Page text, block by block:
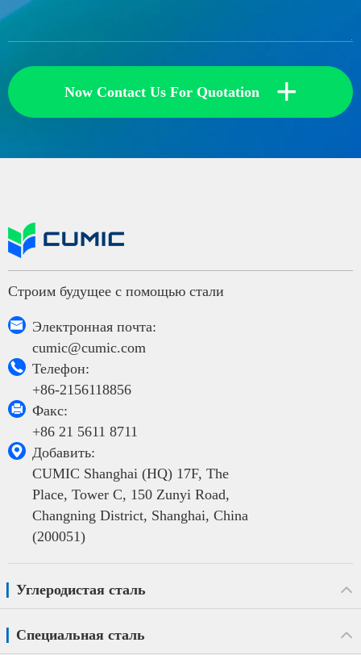
Now Contact Us For Quotation +
Строим будущее с помощью стали

Электронная почта:
cumic@cumic.com

Телефон:
+86-2156118856

Факс:
+86 21 5611 8711

Добавить:
CUMIC Shanghai (HQ) 17F, The
Place, Tower C, 150 Zunyi Road,
Changning District, Shanghai, China
(200051)
Углеродистая сталь
Специальная сталь